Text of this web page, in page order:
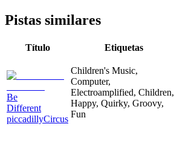
Pistas similares
Título Etiquetas
Be
Different
piccadillyCircus
Children's Music,
Computer,
Electroamplified, Children,
Happy, Quirky, Groovy,
Fun